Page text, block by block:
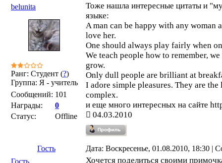
belunita
Ранг: Студент (?)
Группа: Я - учитель
Сообщений: 101
Награды:
0
Статус:
Offline
Тоже нашла интересные цитаты и
языке:
A man can be happy with any woman
love her.
One should always play fairly when
We teach people how to remember,
grow.
Only dull people are brilliant at
I adore simple pleasures. They are
complex.
и еще много интересных на сайте
04.03.2010
Гость
Дата: Воскресенье, 01.08.2010, 18:30 |
Гость
Хочется поделиться своими